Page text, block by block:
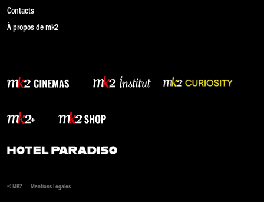
Contacts
À propos de mk2
© MK2 Mentions Légales